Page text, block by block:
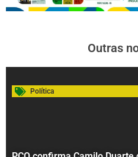
Outras
Política